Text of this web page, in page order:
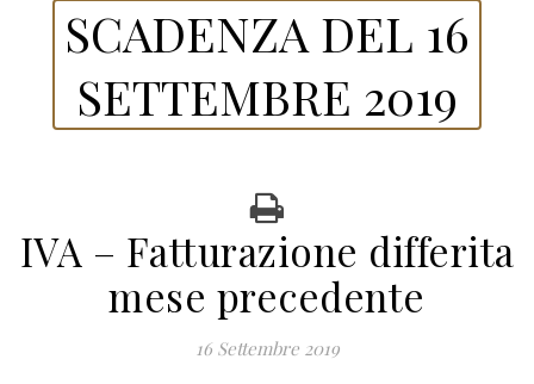
SCADENZA DEL 16
SETTEMBRE 2019
IVA – Fatturazione differita
mese precedente
16 Settembre 2019